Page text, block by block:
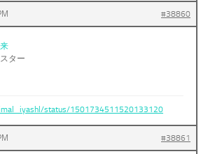
#38860
ター
status/1501734511520133120
#38861